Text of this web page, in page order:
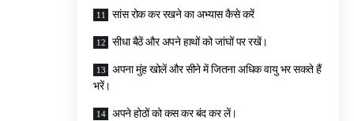
सांस रोक कर रखने का अभ्यास कैसे करें
सीधा बैठें और अपने हाथों को जांघों पर रखें।
अपना मुंह खोलें और सीने में जितना अधिक वायु भर सकते हैं
भरें।
अपने होठों को कस कर बंद कर लें।